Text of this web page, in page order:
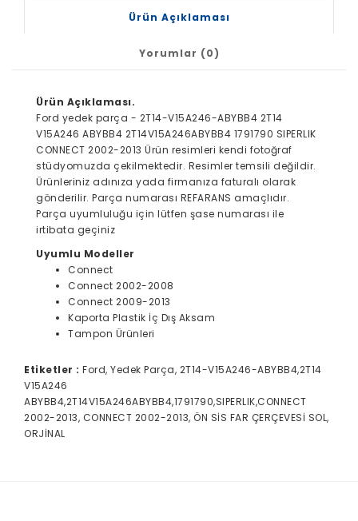
Ürün Açıklaması
Yorumlar (0)
Ürün Açıklaması.
Ford yedek parça - 2T14-V15A246-ABYBB4 2T14
V15A246 ABYBB4 2T14V15A246ABYBB4 1791790 SIPERLIK
CONNECT 2002-2013 Ürün resimleri kendi fotoğraf
stüdyomuzda çekilmektedir. Resimler temsili değildir.
Ürünleriniz adınıza yada firmanıza faturalı olarak
gönderilir. Parça numarası REFARANS amaçlıdır.
Parça uyumluluğu için lütfen şase numarası ile
irtibata geçiniz
Uyumlu Modeller
Connect
Connect 2002-2008
Connect 2009-2013
Kaporta Plastik İç Dış Aksam
Tampon Ürünleri
Etiketler : Ford, Yedek Parça, 2T14-V15A246-ABYBB4,2T14
V15A246
ABYBB4,2T14V15A246ABYBB4,1791790,SIPERLIK,CONNECT
2002-2013, CONNECT 2002-2013, ÖN SİS FAR ÇERÇEVESİ SOL,
ORJİNAL